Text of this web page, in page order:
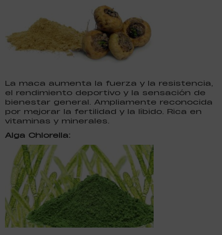
La maca aumenta la fuerza y la resistencia,
el rendimiento deportivo y la sensación de
bienestar general. Ampliamente reconocida
por mejorar la fertilidad y la líbido. Rica en
vitaminas y minerales.
Alga Chlorella: